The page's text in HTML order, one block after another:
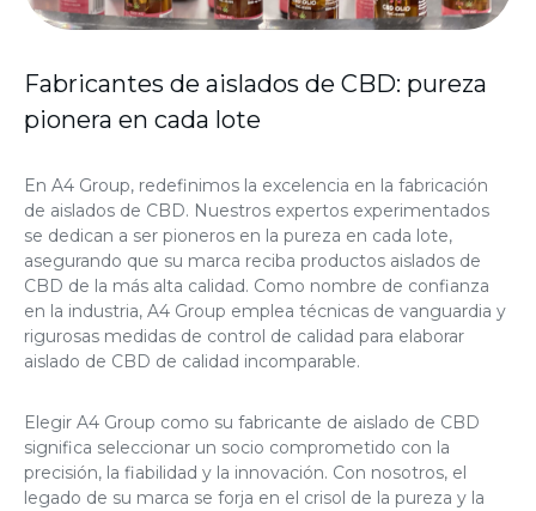
Fabricantes de aislados de CBD: pureza
pionera en cada lote
En A4 Group, redefinimos la excelencia en la fabricación
de aislados de CBD. Nuestros expertos experimentados
se dedican a ser pioneros en la pureza en cada lote,
asegurando que su marca reciba productos aislados de
CBD de la más alta calidad. Como nombre de confianza
en la industria, A4 Group emplea técnicas de vanguardia y
rigurosas medidas de control de calidad para elaborar
aislado de CBD de calidad incomparable.
Elegir A4 Group como su fabricante de aislado de CBD
significa seleccionar un socio comprometido con la
precisión, la fiabilidad y la innovación. Con nosotros, el
legado de su marca se forja en el crisol de la pureza y la